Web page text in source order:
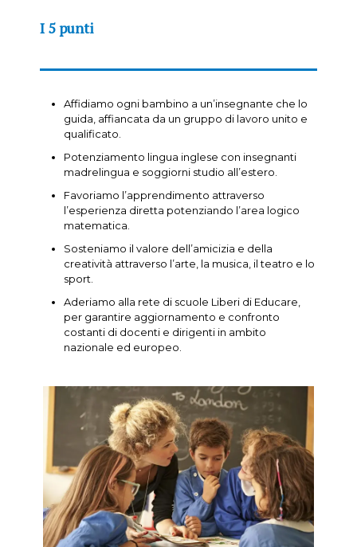
I 5 punti
Affidiamo ogni bambino a un’insegnante che lo
guida, affiancata da un gruppo di lavoro unito e
qualificato.
Potenziamento lingua inglese con insegnanti
madrelingua e soggiorni studio all’estero.
Favoriamo l’apprendimento attraverso
l’esperienza diretta potenziando l’area logico
matematica.
Sosteniamo il valore dell’amicizia e della
creatività attraverso l’arte, la musica, il teatro e lo
sport.
Aderiamo alla rete di scuole Liberi di Educare,
per garantire aggiornamento e confronto
costanti di docenti e dirigenti in ambito
nazionale ed europeo.